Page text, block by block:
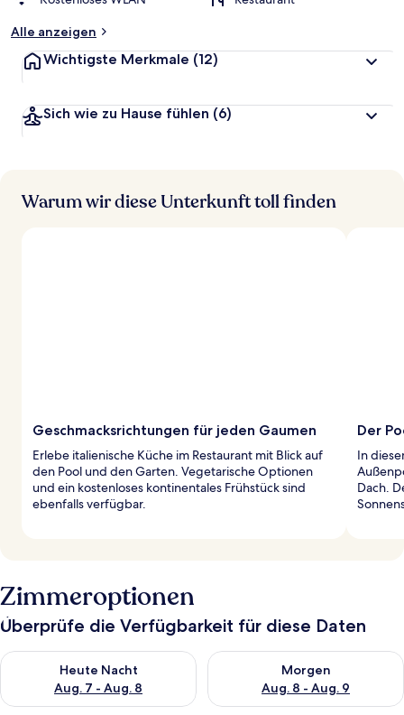
Alle anzeigen
Wichtigste Merkmale (12)
Sich wie zu Hause fühlen (6)
Warum wir diese Unterkunft toll finden
Geschmacksrichtungen für jeden Gaumen
Erlebe italienische Küche im Restaurant mit Blick auf
den Pool und den Garten. Vegetarische Optionen
und ein kostenloses kontinentales Frühstück sind
ebenfalls verfügbar.
Der
In
Dach.
Zimmeroptionen
Überprüfe die Verfügbarkeit für diese Daten
Heute Nacht
Aug. 7 - Aug. 8
Überprüfe die Verfügbarkeit für heute Nacht, Aug. 7 - Aug. 8.
Morgen
Aug. 8 - Aug. 9
Überprüfe die Verfügbarkeit